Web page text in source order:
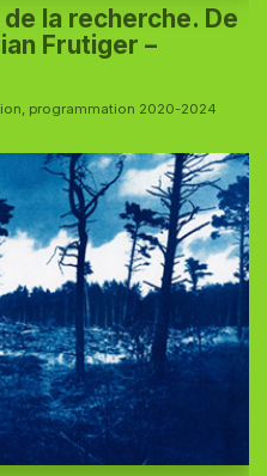
la recherche. De
Frutiger –
programmation 2020-2024